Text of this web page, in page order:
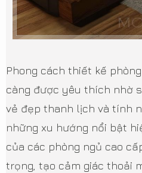
Phong cách thiết kế
càng được yêu thích nhờ
vẻ đẹp thanh lịch và tính
những xu hướng nổi bật
của các phòng ngủ cao
trọng, tạo cảm giác thoải